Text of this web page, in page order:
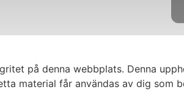
på denna webbplats. Denna
material får användas av dig som